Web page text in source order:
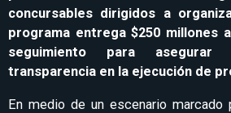
concursables dirigidos a
programa entrega $250 millones
seguimiento para
transparencia en la ejecución de
En medio de un escenario marcado